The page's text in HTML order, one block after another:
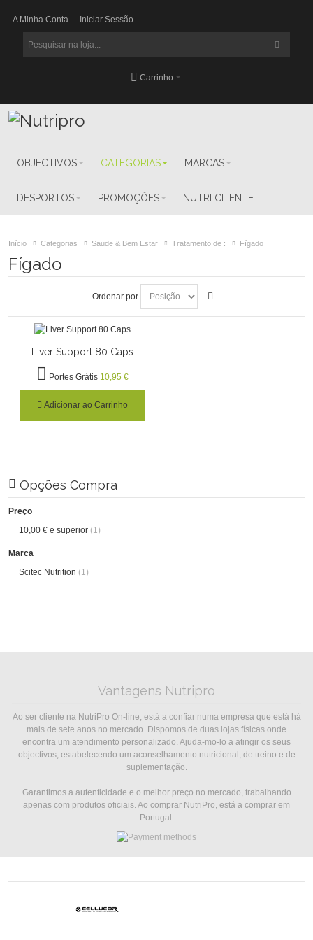
A Minha Conta Iniciar Sessão
Carrinho
OBJECTIVOS CATEGORIAS MARCAS
DESPORTOS PROMOÇÕES NUTRI CLIENTE
Início Categorias Saude & Bem Estar Tratamento de : Fígado
Fígado
Ordenar por
Liver Support 80 Caps
Portes Grátis 10,95 €
Adicionar ao Carrinho
Opções Compra
Preço
10,00 € e superior (1)
Marca
Scitec Nutrition (1)
Vantagens Nutripro
Ao ser cliente na NutriPro On-line, está a confiar numa empresa que está há
mais de sete anos no mercado. Dispomos de duas lojas físicas onde
encontra um atendimento personalizado. Ajuda-mo-lo a atingir os seus
objectivos, estabelecendo um aconselhamento nutricional, de treino e de
suplementação.
Garantimos a autenticidade e o melhor preço no mercado, trabalhando
apenas com produtos oficiais. Ao comprar NutriPro, está a comprar em
Portugal.